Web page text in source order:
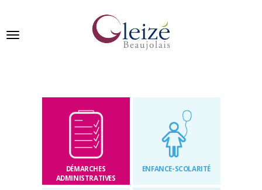
Ville de Gleizé en beaujolais
DÉMARCHES
ADMINISTRATIVES
ENFANCE-SCOLARITÉ